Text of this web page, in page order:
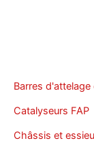
Barres
Catalyseurs FAP
Châssis et